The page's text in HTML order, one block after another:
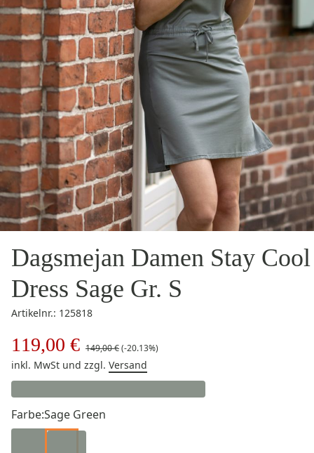
Dagsmejan Damen Stay
Dress Sage Gr. S
Artikelnr.: 125818
119,00 € 149,00 €(-20.13%)
inkl. MwSt und zzgl. Versand
Farbe:Sage Green